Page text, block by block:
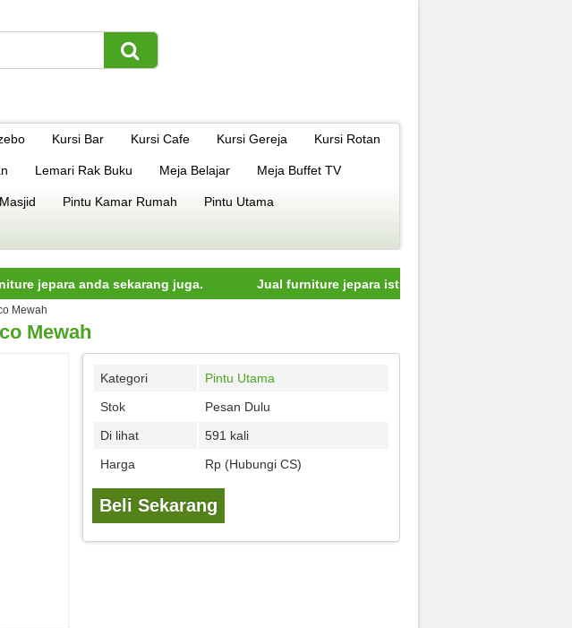
Kursi Bar Kursi Cafe Kursi Gereja Kursi Rotan
Lemari Rak Buku Meja Belajar Meja Buffet TV
Pintu Kamar Rumah Pintu Utama
anda sekarang juga. Jual furniture jepara istimewa dengan kualitas terbaik
Mewah
Mewah
Kategori
Pintu Utama
Stok
Pesan Dulu
Di lihat
591 kali
Harga
Rp (Hubungi CS)
Beli Sekarang